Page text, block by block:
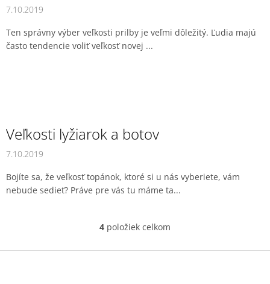
7.10.2019
Ten správny výber veľkosti prilby je veľmi dôležitý. Ľudia majú
často tendencie voliť veľkosť novej ...
Veľkosti lyžiarok a botov
7.10.2019
Bojíte sa, že veľkosť topánok, ktoré si u nás vyberiete, vám
nebude sedieť? Práve pre vás tu máme ta...
O
l
4 položiek celkom
Z